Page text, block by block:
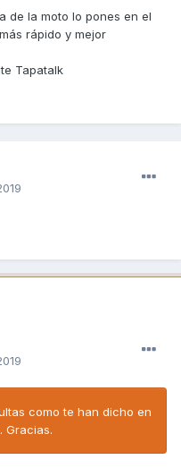
de la moto lo pones en el
rápido y mejor
Tapatalk
como te han dicho en
Gracias.